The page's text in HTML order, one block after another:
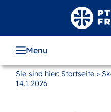
MAIN
Menu
Sie sind hier: Startseite>
14.1.2026